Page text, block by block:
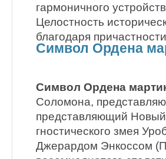
гармоничного
Целостность
благодаря
Символ Ордена
Символ Ордена
Соломона,
представляющий Новый
гностического змея
Джерардом Энкоссом